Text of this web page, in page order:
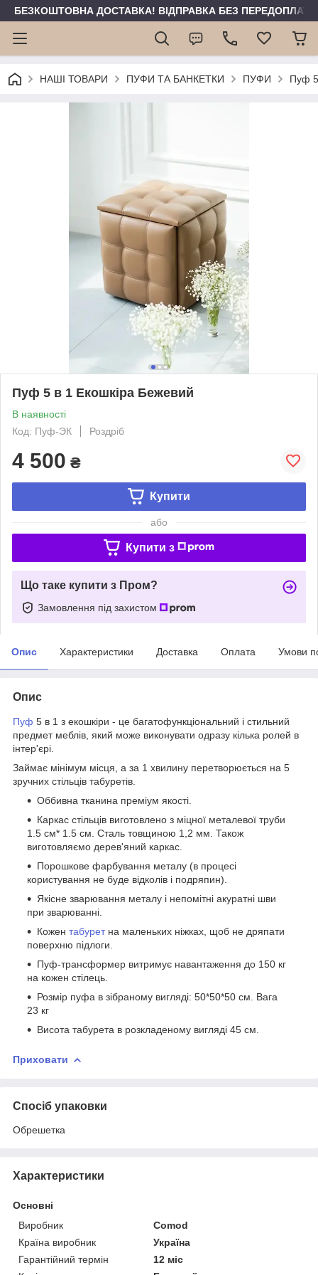
БЕЗКОШТОВНА ДОСТАВКА! ВІДПРАВКА БЕЗ ПЕРЕДОПЛАТИ
НАШІ ТОВАРИ ПУФИ ТА БАНКЕТКИ ПУФИ Пуф 5
Пуф 5 в 1 Екошкіра Бежевий
В наявності
Код: Пуф-ЭК
Роздріб
4 500 ₴
Купити
або
Купити з
Що таке купити з Пром?
Замовлення під захистом
Опис Характеристики Доставка Оплата Умови
Опис
Пуф 5 в 1 з екошкіри - це багатофункціональний і стильний
предмет меблів, який може виконувати одразу кілька ролей в
інтер'єрі.
Займає мінімум місця, а за 1 хвилину перетворюється на 5
зручних стільців табуретів.
Оббивна тканина преміум якості.
Каркас стільців виготовлено з міцної металевої труби
1.5 см* 1.5 см. Сталь товщиною 1,2 мм. Також
виготовляємо дерев'яний каркас.
Порошкове фарбування металу (в процесі
користування не буде відколів і подряпин).
Якісне зварювання металу і непомітні акуратні шви
при зварюванні.
Кожен табуретна маленьких ніжках, щоб не дряпати
поверхню підлоги.
Пуф-трансформер витримує навантаження до 150 кг
на кожен стілець.
Розмір пуфа в зібраному вигляді: 50*50*50 см. Вага
23 кг
Висота табурета в розкладеному вигляді 45 см.
Приховати
Спосіб упаковки
Обрешетка
Характеристики
Основні
Виробник
Comod
Країна виробник
Україна
Гарантійний термін
12 міс